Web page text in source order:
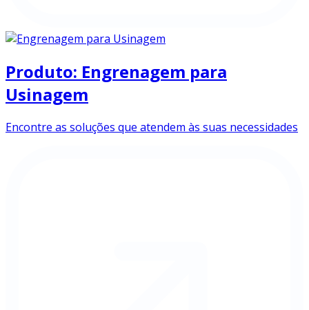
Produto: Engrenagem para
Usinagem
Encontre as soluções que atendem às suas necessidades